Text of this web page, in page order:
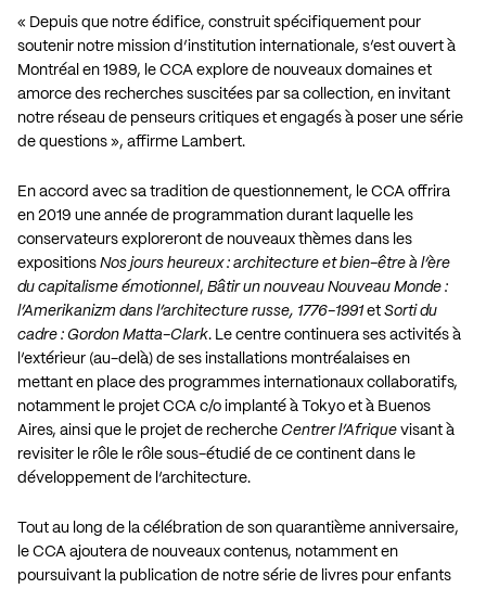
« Depuis que notre édifice, construit spécifiquement pour
soutenir notre mission d’institution internationale, s’est ouvert à
Montréal en 1989, le CCA explore de nouveaux domaines et
amorce des recherches suscitées par sa collection, en invitant
notre réseau de penseurs critiques et engagés à poser une série
de questions », affirme Lambert.
En accord avec sa tradition de questionnement, le CCA offrira
en 2019 une année de programmation durant laquelle les
conservateurs exploreront de nouveaux thèmes dans les
expositions Nos jours heureux : architecture et bien-être à l’ère
du capitalisme émotionnel, Bâtir un nouveau Nouveau Monde :
l’Amerikanizm dans l’architecture russe, 1776-1991et Sorti du
cadre : Gordon Matta-Clark. Le centre continuera ses activités à
l’extérieur (au-delà) de ses installations montréalaises en
mettant en place des programmes internationaux collaboratifs,
notamment le projet CCA c/o implanté à Tokyo et à Buenos
Aires, ainsi que le projet de recherche Centrer l’Afrique visant à
revisiter le rôle le rôle sous-étudié de ce continent dans le
développement de l’architecture.
Tout au long de la célébration de son quarantième anniversaire,
le CCA ajoutera de nouveaux contenus, notamment en
poursuivant la publication de notre série de livres pour enfants